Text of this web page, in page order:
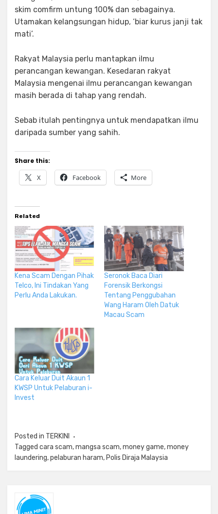
skim comfirm untung 100% dan sebagainya.
Utamakan kelangsungan hidup, ‘biar kurus janji tak
mati’.
Rakyat Malaysia perlu mantapkan ilmu
perancangan kewangan. Kesedaran rakyat
Malaysia mengenai ilmu perancangan kewangan
masih berada di tahap yang rendah.
Sebab itulah pentingnya untuk mendapatkan ilmu
daripada sumber yang sahih.
Share this:
X Facebook More
Related
Kena Scam Dengan Pihak
Telco, Ini Tindakan Yang
Perlu Anda Lakukan.
Seronok Baca Diari
Forensik Berkongsi
Tentang Penggubahan
Wang Haram Oleh Datuk
Macau Scam
Cara Keluar Duit Akaun 1
KWSP Untuk Pelaburan i-
Invest
Posted in TERKINI
Tagged cara scam,mangsa scam,money game,money
laundering,pelaburan haram, Polis Diraja Malaysia